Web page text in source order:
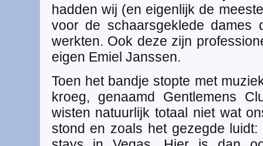
hadden wij (en eigenlijk de
voor de schaarsgeklede
werkten. Ook deze zijn
eigen Emiel Janssen.
Toen het bandje stopte met
kroeg, genaamd Gentlemens
wisten natuurlijk totaal niet wat
stond en zoals het gezegde